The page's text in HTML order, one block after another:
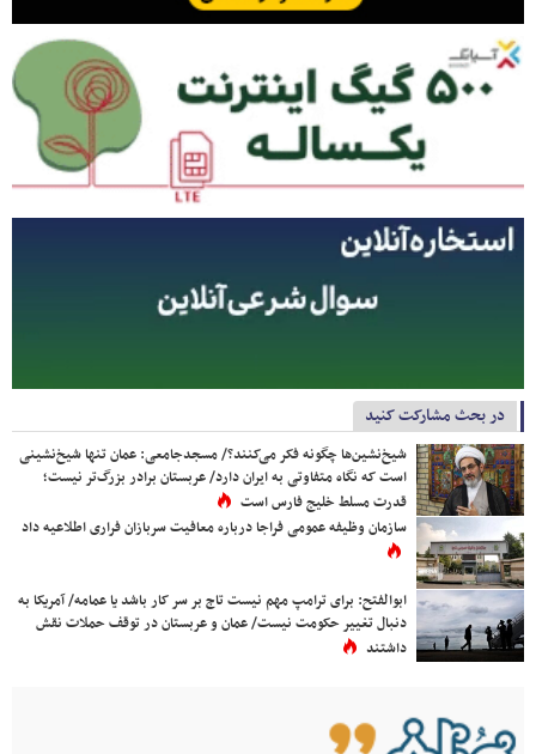
در بحث مشارکت کنید
شیخ‌نشین‌ها چگونه فکر می‌کنند؟/ مسجدجامعی: عمان تنها شیخ‌نشینی
است که نگاه متفاوتی به ایران دارد/ عربستان برادر بزرگ‌تر نیست؛
قدرت مسلط خلیج فارس است
سازمان وظیفه عمومی فراجا درباره معافیت سربازان فراری اطلاعیه داد
ابوالفتح: برای ترامپ مهم نیست تاج بر سر کار باشد یا عمامه/ آمریکا به
دنبال تغییر حکومت نیست/ عمان و عربستان در توقف حملات نقش
داشتند